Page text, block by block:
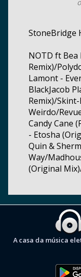
StoneBridge
NOTD ft Bea
Remix)/
Lamont -
BlackJacob
Remix)/
Weirdo/
Candy Cane
- Etosha
Quin &
Way/
(Original
A casa da música